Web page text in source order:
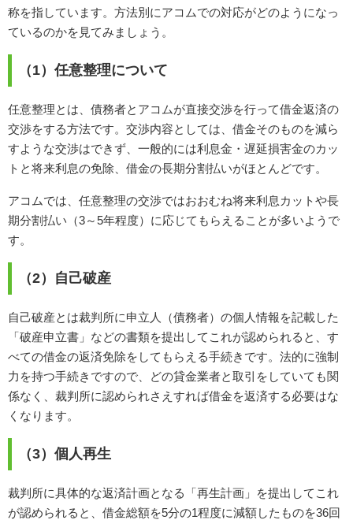
称を指しています。方法別にアコムでの対応がどのようになっ
ているのかを見てみましょう。
（1）任意整理について
任意整理とは、債務者とアコムが直接交渉を行って借金返済の
交渉をする方法です。交渉内容としては、借金そのものを減ら
すような交渉はできず、一般的には利息金・遅延損害金のカッ
トと将来利息の免除、借金の長期分割払いがほとんどです。
アコムでは、任意整理の交渉ではおおむね将来利息カットや長
期分割払い（3～5年程度）に応じてもらえることが多いようで
す。
（2）自己破産
自己破産とは裁判所に申立人（債務者）の個人情報を記載した
「破産申立書」などの書類を提出してこれが認められると、す
べての借金の返済免除をしてもらえる手続きです。法的に強制
力を持つ手続きですので、どの貸金業者と取引をしていても関
係なく、裁判所に認められさえすれば借金を返済する必要はな
くなります。
（3）個人再生
裁判所に具体的な返済計画となる「再生計画」を提出してこれ
が認められると、借金総額を5分の1程度に減額したものを36回